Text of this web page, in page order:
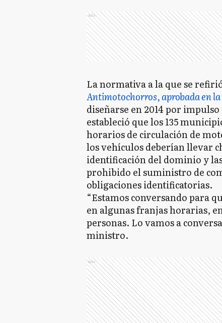
Ads
La normativa a la que se
Antimotochorros, aprobada en la
diseñarse en 2014 por
estableció que los 135
horarios de circulación de
los vehículos deberían llevar
identificación del dominio y
prohibido el suministro de
obligaciones identificatorias.
“Estamos conversando para
en algunas franjas horarias,
personas. Lo vamos a
ministro.
Ads